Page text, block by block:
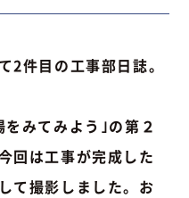
2件目の工事部日誌。
みてみよう｣の第２
回は工事が完成した
て撮影しました。お